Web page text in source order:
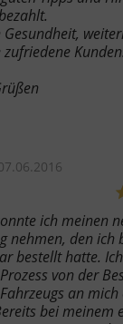
Gesundheit,
Kunden.
ich meinen
nehmen, den ich
bestellt hatte.
von der
an mich
bei meinem